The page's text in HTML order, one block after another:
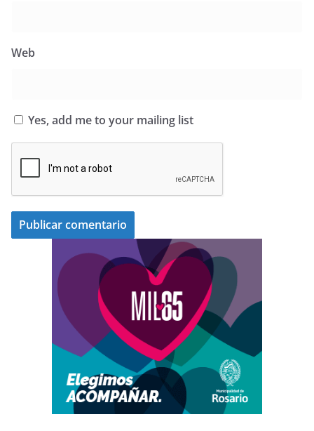
Web
Yes, add me to your mailing list